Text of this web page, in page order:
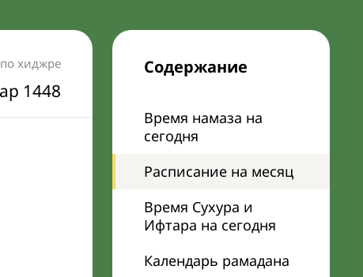
Содержание
Время намаза на
сегодня
Расписание на месяц
Время Сухура и
Ифтара на сегодня
Календарь рамадана
хиджре
1448